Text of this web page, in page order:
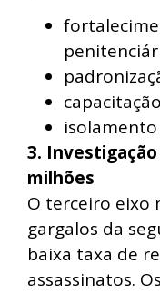
3.
milhões
O terceiro eixo
gargalos da
baixa taxa de
assassinatos.